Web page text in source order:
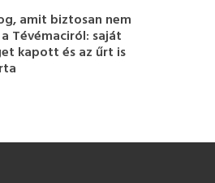
amit biztosan nem
Tévémaciról: saját
kapott és az űrt is